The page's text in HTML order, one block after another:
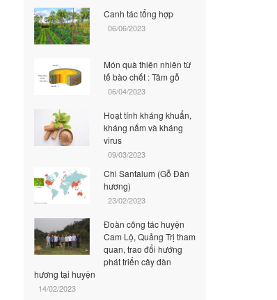
Canh tác tổng hợp
06/06/2023
Món quà thiên nhiên từ
tế bào chết : Tâm gỗ
06/04/2023
Hoạt tính kháng khuẩn,
kháng nấm và kháng
virus
09/03/2023
Chi Santalum (Gỗ Đàn
hương)
23/02/2023
Đoàn công tác huyện
Cam Lộ, Quảng Trị tham
quan, trao đổi hướng
phát triển cây đàn
hương tại huyện
14/02/2023